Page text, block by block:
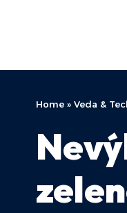
Home » Veda &